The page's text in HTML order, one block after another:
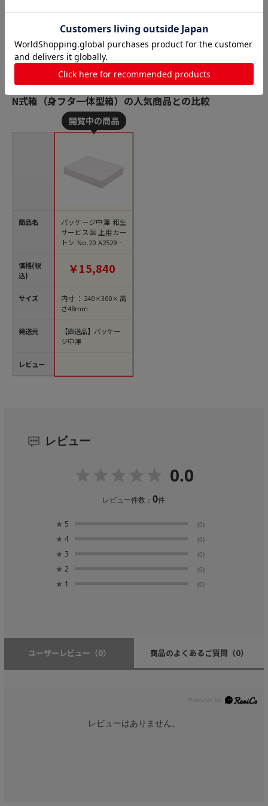
N式箱（身フタ一体型箱）の人気商品との比較
商品名
価格(税
込)
サイズ
発送元
レビュー
パッケージ中澤 和生
サービス函 上用カー
トン No.20 A25290 2
00枚/袋（ご注文単位
￥15,840
内寸：240×300×高
さ48mm
【直送品】パッケー
ジ中澤
レビュー
0.0
レビュー件数：0件
★ 5 (0)
★ 4 (0)
★ 3 (0)
★ 2 (0)
★ 1 (0)
ユーザーレビュー （0） 商品のよくあるご質問 （0）
レビューはありません。